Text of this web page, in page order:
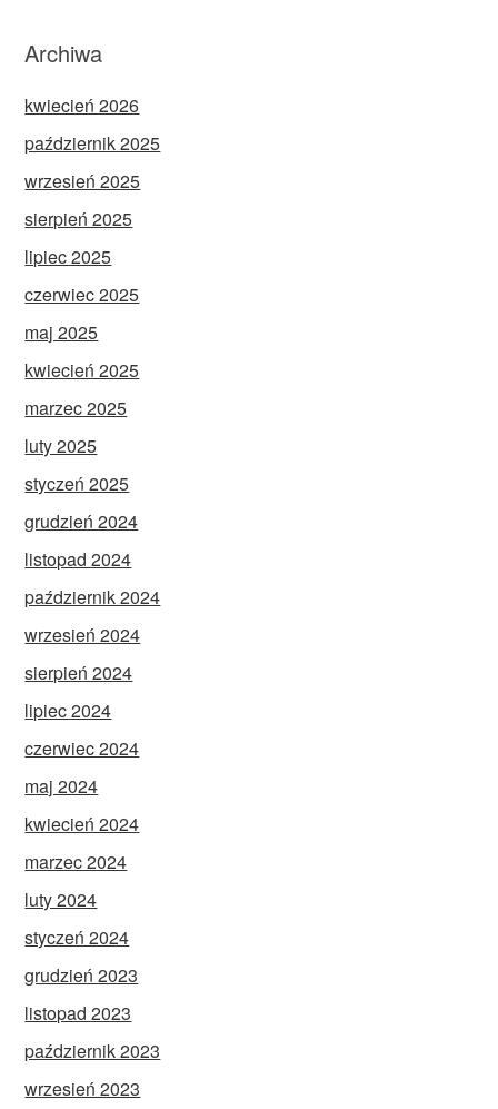
Archiwa
kwiecień 2026
październik 2025
wrzesień 2025
sierpień 2025
lipiec 2025
czerwiec 2025
maj 2025
kwiecień 2025
marzec 2025
luty 2025
styczeń 2025
grudzień 2024
listopad 2024
październik 2024
wrzesień 2024
sierpień 2024
lipiec 2024
czerwiec 2024
maj 2024
kwiecień 2024
marzec 2024
luty 2024
styczeń 2024
grudzień 2023
listopad 2023
październik 2023
wrzesień 2023